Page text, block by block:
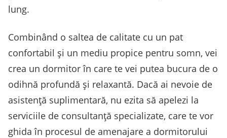
lung.
Combinând o saltea de calitate cu un pat
confortabil și un mediu propice pentru somn, vei
crea un dormitor în care te vei putea bucura de o
odihnă profundă și relaxantă. Dacă ai nevoie de
asistență suplimentară, nu ezita să apelezi la
serviciile de consultanță specializate, care te vor
ghida în procesul de amenajare a dormitorului